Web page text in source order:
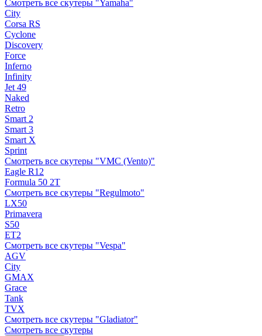
Смотреть все скутеры "Yamaha"
City
Corsa RS
Cyclone
Discovery
Force
Inferno
Infinity
Jet 49
Naked
Retro
Smart 2
Smart 3
Smart X
Sprint
Смотреть все скутеры "VMC (Vento)"
Eagle R12
Formula 50 2Т
Смотреть все скутеры "Regulmoto"
LX50
Primavera
S50
ET2
Смотреть все скутеры "Vespa"
AGV
City
GMAX
Grace
Tank
TVX
Смотреть все скутеры "Gladiator"
Смотреть все скутеры